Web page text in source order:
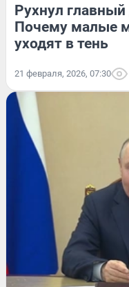
Рухнул
Почему малые
уходят в тень
21 февраля, 2026, 07:30